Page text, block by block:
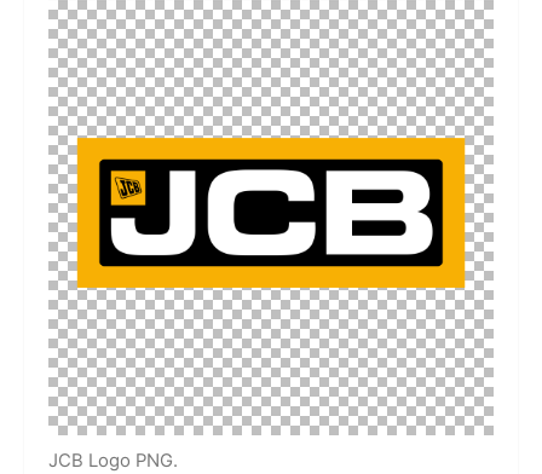
JCB Logo PNG.